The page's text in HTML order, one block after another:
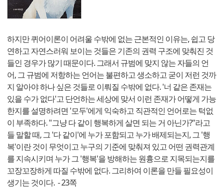
하지만 퀴어이론이 어려울 수밖에 없는 근본적인 이유는, 쉽고 당
연하고 자연스러워 보이는 것들은 기존의 권력 구조에 맞춰진 것
들인 경우가 많기 때문이다. 그래서 규범에 맞지 않는 자들의 언
어, 그 규범에 저항하는 언어는 불편하고 생소하고 굳이 저런 것까
지 알아야 하나 싶은 것들로 이뤄질 수밖에 없다. '너 같은 존재는
있을 수가 없다'고 단언하는 세상에 맞서 이런 존재가 어떻게 가능
한지를 설명하려면 '모두'에게 익숙하고 직관적인 언어로는 턱없
이 부족하다. "그냥 다 같이 행복하게 살면 되는 거 아닌가?"라고
들 말할 때, 그 '다 같이'에 누가 포함되고 누가 배제되는지, 그 '행
복'이란 것이 무엇이고 누구의 기준에 맞춰져 있고 어떤 권력관계
를 지속시키며 누가 그 '행복'을 방해하는 원흉으로 지목되는지를
꼬장꼬장하게 따질 수밖에 없다. 그리하여 이론을 만들 필요성이
생기는 것이다. - 23쪽